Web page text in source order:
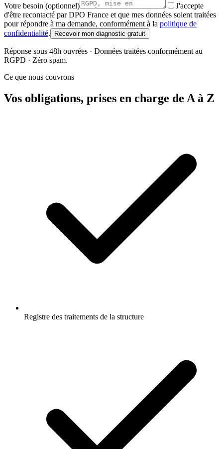
Votre besoin (optionnel)
J'accepte
d'être recontacté par DPO France et que mes données soient traitées
pour répondre à ma demande, conformément à la politique de
confidentialité. Recevoir mon diagnostic gratuit
Réponse sous 48h ouvrées · Données traitées conformément au
RGPD · Zéro spam.
Ce que nous couvrons
Vos obligations, prises en charge de A à Z
Registre des traitements de la structure